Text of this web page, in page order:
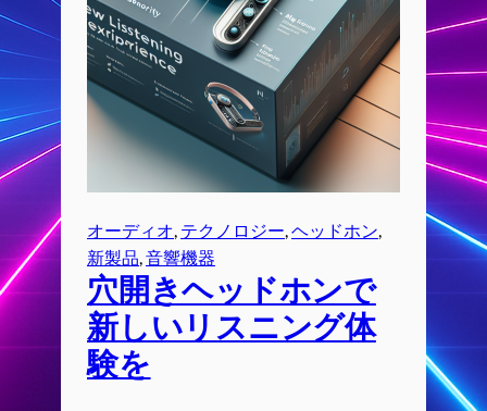
オーディオ, テクノロジー, ヘッドホン
新製品, 音響機器
穴開きヘッドホンで
新しいリスニング体
験を